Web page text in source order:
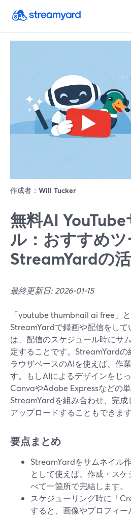
作成者： Will Tucker
無料AI
ル：おすすめツ
StreamYardの
最終更新日: 2026-01-15
「youtube thumbnail ai free」
StreamYardで録画や配信をし
は、配信のスケジュール時にサ
定することです。StreamYard
ラウザベースのAIを使えば、作
す。もしAIによるデザインをじ
CanvaやAdobe Expressなどの
StreamYardを組み合わせ、完成
アップロードすることもできます
要点まとめ
StreamYardをサムネイル
として使えば、作成・ス
べて一箇所で完結します。
スケジューリング時に「
すると、画像やプロフィ